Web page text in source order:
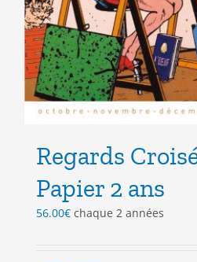
Regards
Papier 2 ans
56.00€ chaque 2 années